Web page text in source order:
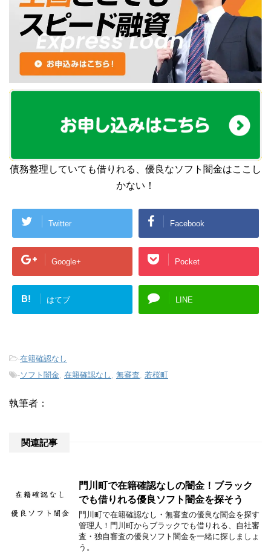
債務整理していても借りれる、優良なソフト闇金はここし
かない！
Twitter Facebook
Google+ Pocket
B! はてブ LINE
-在籍確認なし
-ソフト闇金, 在籍確認なし , 無審査, 若桜町
執筆者：
関連記事
門川町で在籍確認なしの闇金！ブラック
でも借りれる優良ソフト闇金を探そう
門川町で在籍確認なし・無審査の優良な闇金を探す
管理人！門川町からブラックでも借りれる、自社審
査・独自審査の優良ソフト闇金を一緒に探しましょ
う。